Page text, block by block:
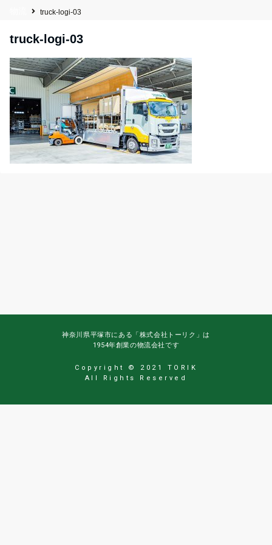
truck-logi-03
truck-logi-03
神奈川県平塚市にある「株式会社トーリク」は
1954年創業の物流会社です
Copyright © 2021 TORIK
All Rights Reserved